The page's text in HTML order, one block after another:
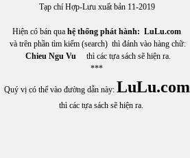
Tạp chí Hợp-Lưu xuất bản 11-2019
Hiện có bán qua hệ thống phát hành: LuLu.com
và trên phần tìm kiếm (search) thì đánh vào hàng chữ:
Chieu Ngu Vu thì các tựa sách sẽ hiện ra.
***
Quý vị có thể vào đường dẫn này: LuLu.com
thì các tựa sách sẽ hiện ra.